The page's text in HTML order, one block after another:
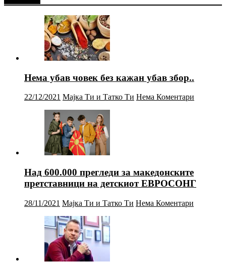
Нема убав човек без кажан убав збор..
22/12/2021 Мајка Ти и Татко Ти Нема Коментари
Над 600.000 прегледи за македонските
претставници на детскиот ЕВРОСОНГ
28/11/2021 Мајка Ти и Татко Ти Нема Коментари